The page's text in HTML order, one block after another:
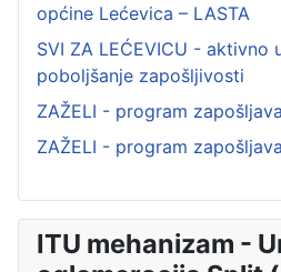
općine Lećevica – LASTA
SVI ZA LEĆEVICU - aktivno
poboljšanje zapošljivosti
ZAŽELI - program
ZAŽELI - program
ITU mehanizam -